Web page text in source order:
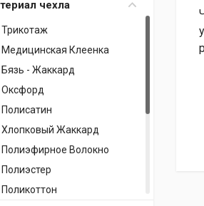
чехла
Трикотаж
Медицинская Клеенка
Бязь - Жаккард
Оксфорд
Полисатин
Хлопковый Жаккард
Полиэфирное Волокно
Полиэстер
Поликоттон